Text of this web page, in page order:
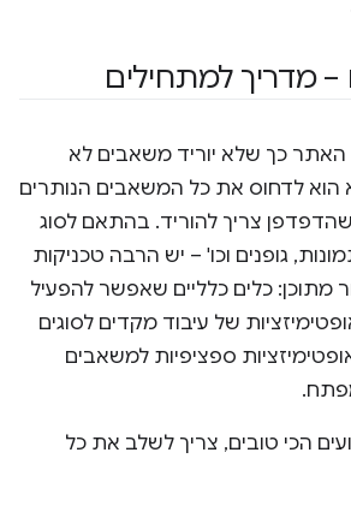
למתחילים
כך שלא יוריד משאבים לא
לדחוס את כל המשאבים הנותרים
צריך להוריד. בהתאם לסוג
גופנים וכו' – יש הרבה טכניקות
כלים כלליים שאפשר להפעיל
של עיבוד מקדים לסוגים
ספציפיות למשאבים
הכי טובים, צריך לשלב את כל